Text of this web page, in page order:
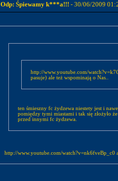
Odp: Śpiewamy k***a!!! - 30/06/2009
http://www.youtube.com/
pasuje) ale też wspominają o Nas..
ten śmieszny fc żydzewa niestety jest i
pomiędzy tymi miastami i tak się złożyło
przed innymi fc żydzewa.
http://www.youtube.com/watch?v=nk6fveBp_c0